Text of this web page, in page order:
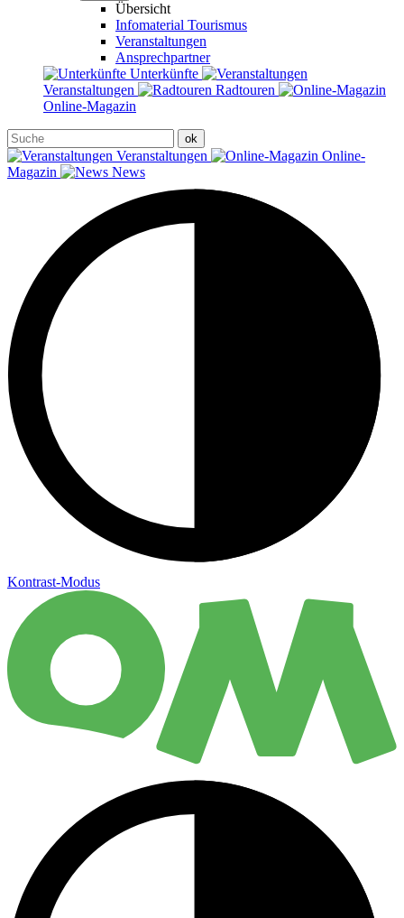
Übersicht
Infomaterial Tourismus
Veranstaltungen
Ansprechpartner
Unterkünfte
Veranstaltungen
Radtouren
Online-Magazin
Veranstaltungen
Online-
Magazin
News
Kontrast-Modus